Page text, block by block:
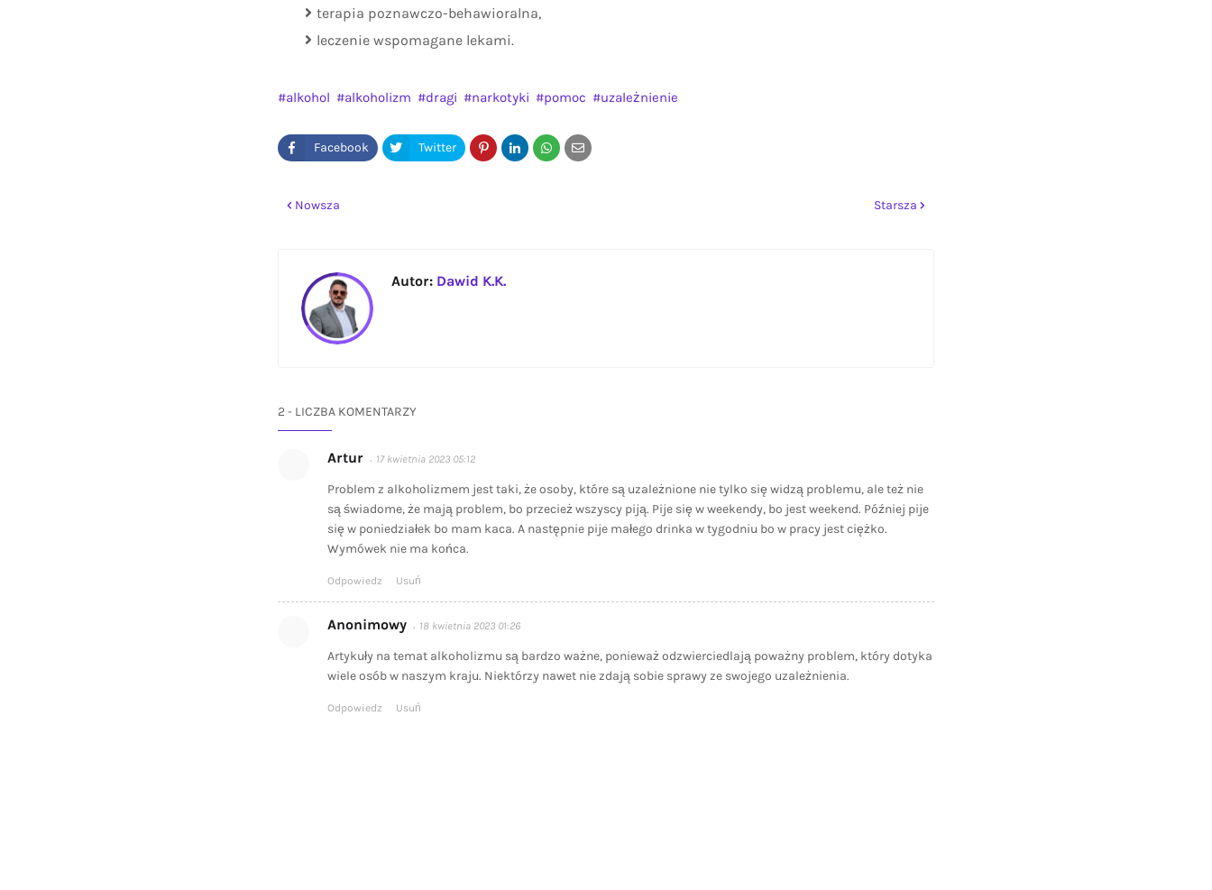
terapia poznawczo-behawioralna,
leczenie wspomagane lekami.
alkohol alkoholizm dragi narkotyki pomoc uzależnienie
Nowsza Starsza
Autor: Dawid K.K.
2 - LICZBA KOMENTARZY
Artur 17 kwietnia 2023 05:12
Problem z alkoholizmem jest taki, że osoby, które są uzależnione nie tylko się widzą problemu, ale też nie
są świadome, że mają problem, bo przecież wszyscy piją. Pije się w weekendy, bo jest weekend. Później pije
się w poniedziałek bo mam kaca. A następnie pije małego drinka w tygodniu bo w pracy jest ciężko.
Wymówek nie ma końca.
Odpowiedz Usuń
Anonimowy 18 kwietnia 2023 01:26
Artykuły na temat alkoholizmu są bardzo ważne, ponieważ odzwierciedlają poważny problem, który dotyka
wiele osób w naszym kraju. Niektórzy nawet nie zdają sobie sprawy ze swojego uzależnienia.
Odpowiedz Usuń